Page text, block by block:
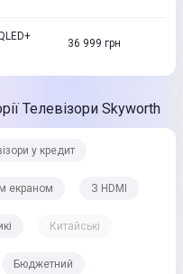
36 999 грн
Телевізори Skyworth
у кредит
екраном З HDMI
Китайські
Бюджетний